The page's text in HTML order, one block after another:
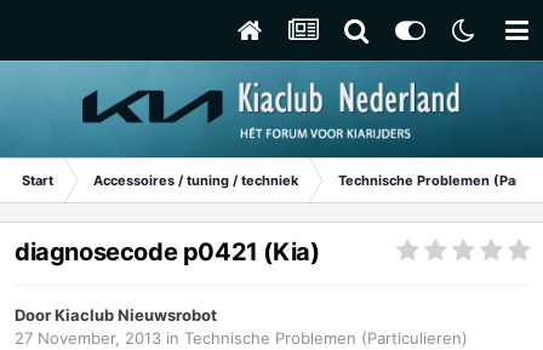
Start Accessoires / tuning / techniek Technische Problemen
diagnosecode p0421 (Kia)
DoorKiaclub Nieuwsrobot
27 November, 2013 in Technische Problemen (Particulieren)